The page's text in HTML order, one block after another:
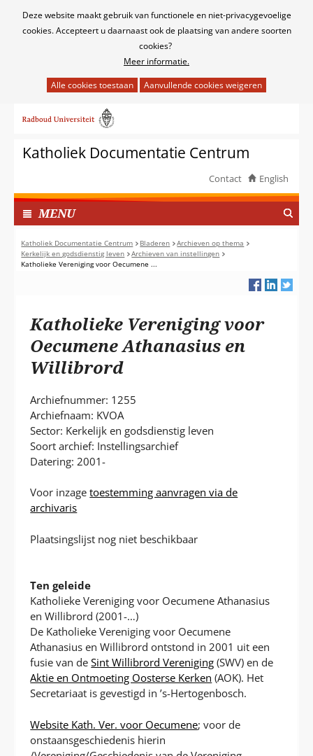
Cookies
Deze website maakt gebruik van functionele en niet-privacygevoelige
cookies. Accepteert u daarnaast ook de plaatsing van andere soorten
cookies?
Meer informatie.
het
van
cookies
deze
website
worden
toegestaan
of
geweigerd.
naar
inhoudKatholiek Documentatie Centrum
Contact English
MENUI
N
G
E
K
T
Katholiek Documentatie Centrum Bladeren
Archieven op thema
Kerkelijk en godsdienstig leven
Archieven van instellingen
Katholieke Vereniging voor Oecumene ...
Katholieke Vereniging voor
Oecumene Athanasius en
Willibrord
Archiefnummer: 1255
Archiefnaam: KVOA
Sector: Kerkelijk en godsdienstig leven
Soort archief: Instellingsarchief
Datering: 2001-
Voor inzagetoestemming aanvragen via de
archivaris
Plaatsingslijst nog niet beschikbaar
Ten geleide
Katholieke Vereniging voor Oecumene Athanasius
en Willibrord (2001-…)
De Katholieke Vereniging voor Oecumene
Athanasius en Willibrord ontstond in 2001 uit een
fusie van deSint Willibrord Vereniging (SWV) en de
Aktie en Ontmoeting Oosterse Kerken (AOK). Het
Secretariaat is gevestigd in ’s-Hertogenbosch.
Website Kath. Ver. voor Oecumene; voor de
onstaansgeschiedenis hierin